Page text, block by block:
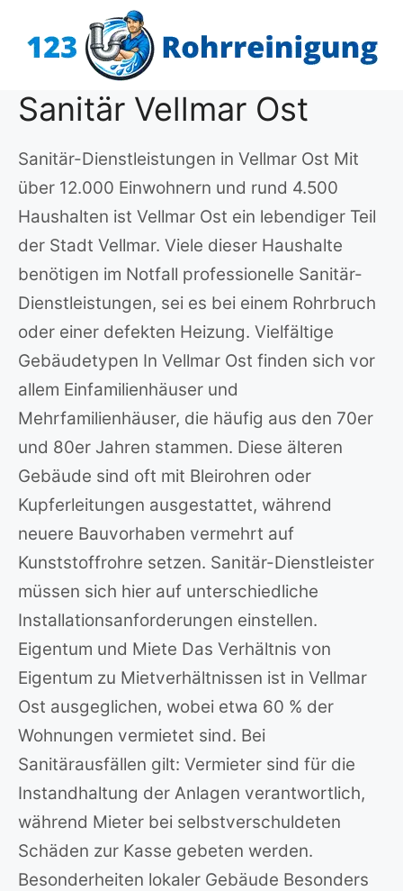
Inhalt
Sanitär Vellmar Ost
Sanitär-Dienstleistungen in Vellmar Ost Mit
über 12.000 Einwohnern und rund 4.500
Haushalten ist Vellmar Ost ein lebendiger Teil
der Stadt Vellmar. Viele dieser Haushalte
benötigen im Notfall professionelle Sanitär-
Dienstleistungen, sei es bei einem Rohrbruch
oder einer defekten Heizung. Vielfältige
Gebäudetypen In Vellmar Ost finden sich vor
allem Einfamilienhäuser und
Mehrfamilienhäuser, die häufig aus den 70er
und 80er Jahren stammen. Diese älteren
Gebäude sind oft mit Bleirohren oder
Kupferleitungen ausgestattet, während
neuere Bauvorhaben vermehrt auf
Kunststoffrohre setzen. Sanitär-Dienstleister
müssen sich hier auf unterschiedliche
Installationsanforderungen einstellen.
Eigentum und Miete Das Verhältnis von
Eigentum zu Mietverhältnissen ist in Vellmar
Ost ausgeglichen, wobei etwa 60 % der
Wohnungen vermietet sind. Bei
Sanitärausfällen gilt: Vermieter sind für die
Instandhaltung der Anlagen verantwortlich,
während Mieter bei selbstverschuldeten
Schäden zur Kasse gebeten werden.
Besonderheiten lokaler Gebäude Besonders